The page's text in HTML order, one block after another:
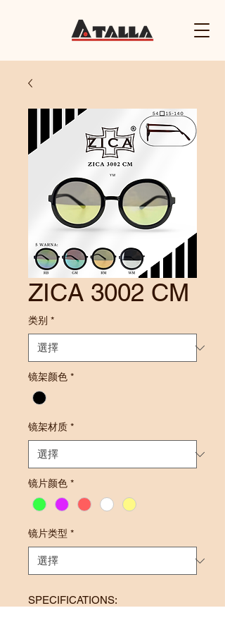
ZICA 3002 CM
类别 *
镜架颜色 *
镜架材质 *
镜片颜色 *
镜片类型 *
SPECIFICATIONS: